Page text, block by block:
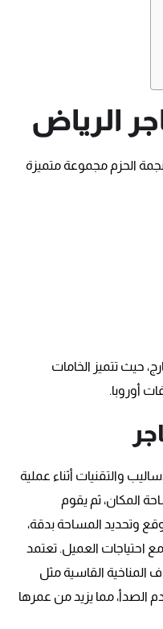
الرياض
الحزم مجموعة متميزة
حيث تتميز الخامات
أوروبا.
والتقنيات أثناء عملية
المكان، ثم يقوم
وتحديد المساحة بدقة،
احتياجات العميل. تعتمد
المناخية القاسية مثل
الصدأ، مما يزيد من عمرها